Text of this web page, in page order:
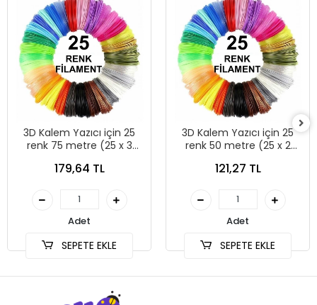
3D Kalem Yazıcı için 25
renk 75 metre (25 x 3
179,64 TL
Adet
SEPETE EKLE
3D Kalem Yazıcı için 25
renk 50 metre (25 x 2
121,27 TL
Adet
SEPETE EKLE